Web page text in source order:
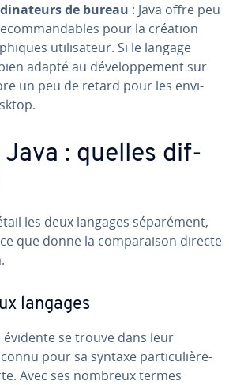
de bureau : Java offre peu
pour la création
uti­li­sa­teur. Si le langage
adapté au dé­ve­lop­pe­ment sur
un peu de retard pour les en­vi­
Java : quelles dif­
les deux langages sé­pa­ré­ment,
que donne la com­pa­rai­son directe
langages
se trouve dans leur
pour sa syntaxe par­ti­cu­liè­re­
Avec ses nombreux termes